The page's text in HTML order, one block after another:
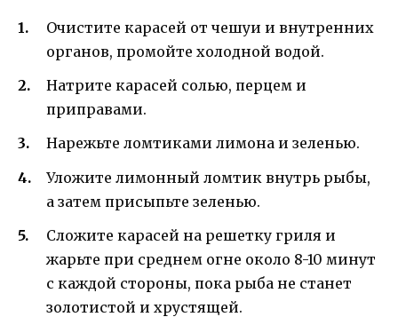
Очистите карасей от чешуи и внутренних
органов, промойте холодной водой.
Натрите карасей солью, перцем и
приправами.
Нарежьте ломтиками лимона и зеленью.
Уложите лимонный ломтик внутрь рыбы,
а затем присыпьте зеленью.
Сложите карасей на решетку гриля и
жарьте при среднем огне около 8-10 минут
с каждой стороны, пока рыба не станет
золотистой и хрустящей.